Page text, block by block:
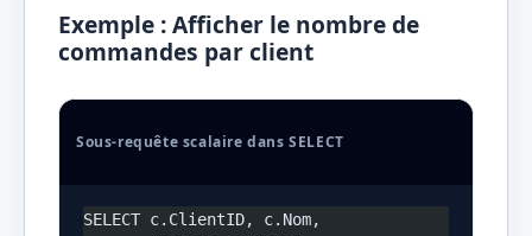
Exemple : Afficher le nombre de
commandes par client
Sous-requête scalaire dans SELECT
SELECT c.ClientID, c.Nom,